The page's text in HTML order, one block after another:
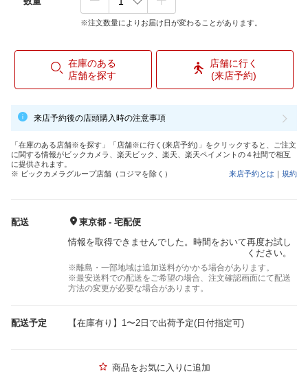
※注文数量によりお届け日が変わることがあります。
在庫のある
店舗を探す
店舗に行く
(来店予約)
来店予約後の店頭購入時の注意事項
「在庫のある店舗※を探す」「店舗※に行く(来店予約)」をクリックすると、ご注文
に関する情報がビックカメラ、楽天ビック、楽天、楽天ペイメントの４社間で相互
に提供されます。
※ ビックカメラグループ店舗（コジマを除く）
来店予約とは ｜ 規約
配送
東京都 - 宅配便
情報を取得できませんでした。時間をおいて再度お試し
ください。
※離島・一部地域は追加送料がかかる場合があります。
※最安送料での配送をご希望の場合、注文確認画面にて配送
方法の変更が必要な場合があります。
配送予定 【在庫有り】1〜2日で出荷予定(日付指定可)
商品をお気に入りに追加